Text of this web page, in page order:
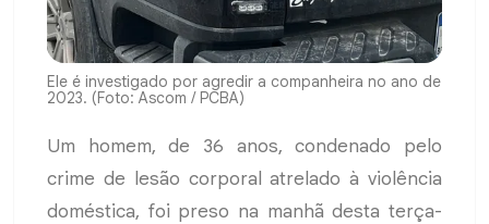
Ele é investigado por agredir a companheira no ano de
2023. (Foto: Ascom / PCBA)
Um homem, de 36 anos, condenado pelo
crime de lesão corporal atrelado à violência
doméstica, foi preso na manhã desta terça-